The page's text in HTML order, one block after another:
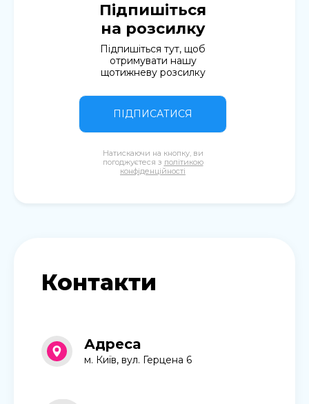
Підпишіться
на розсилку
Підпишіться тут, щоб
отримувати нашу
щотижневу розсилку
ПІДПИСАТИСЯ
Натискаючи на кнопку, ви
погоджуєтеся з політикою
конфіденційності
Контакти
Адреса
м. Київ, вул. Герцена 6